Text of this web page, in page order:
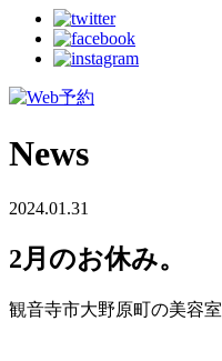
News
2024.01.31
2月のお休み。
観音寺市大野原町の美容室